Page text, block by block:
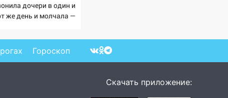
дочери в один и
же день и молчала —
семьиГороскоп
Скачать приложение: